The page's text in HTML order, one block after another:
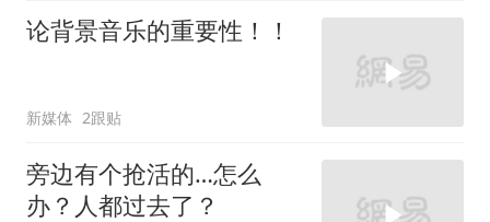
论背景音乐的重要性！！
新媒体 2跟贴
旁边有个抢活的…怎么
办？人都过去了？